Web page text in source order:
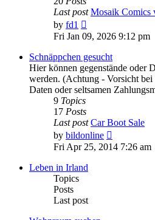
Last post Mosaik Comics
by fd1
the
post
Fri Jan 09, 2026 9:12 pm
Schnäppchen gesucht
Hier können gegenstände oder
werden. (Achtung - Vorsicht
Daten oder seltsamen
9 Topics
17 Posts
Last post Car Boot Sale
by bildonline
the
Fri Apr 25, 2014 7:26 am
Leben in Irland
Topics
Posts
Last post